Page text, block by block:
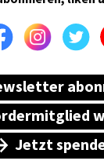
Facebook
Jetzt